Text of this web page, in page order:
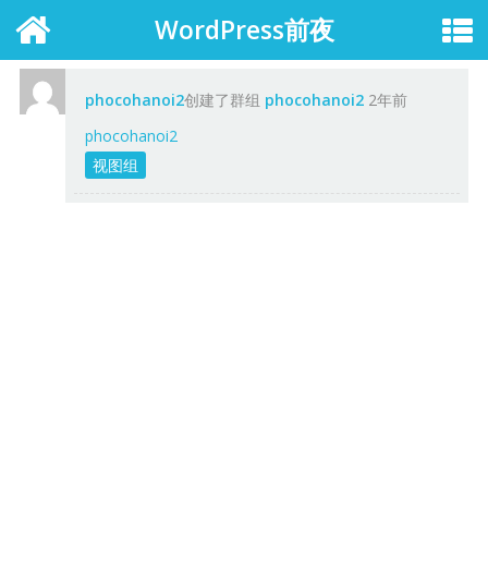
WordPress前夜
phocohanoi2创建了群组 phocohanoi2 2年前
phocohanoi2
视图组